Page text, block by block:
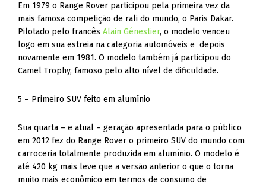
Em 1979 o Range Rover participou pela primeira vez da
mais famosa competição de rali do mundo, o Paris Dakar.
Pilotado pelo francêsAlain Génestier, o modelo venceu
logo em sua estreia na categoria automóveis e depois
novamente em 1981. O modelo também já participou do
Camel Trophy, famoso pelo alto nível de dificuldade.
5 – Primeiro SUV feito em alumínio
Sua quarta – e atual – geração apresentada para o público
em 2012 fez do Range Rover o primeiro SUV do mundo com
carroceria totalmente produzida em alumínio. O modelo é
até 420 kg mais leve que a versão anterior o que o torna
muito mais econômico em termos de consumo de